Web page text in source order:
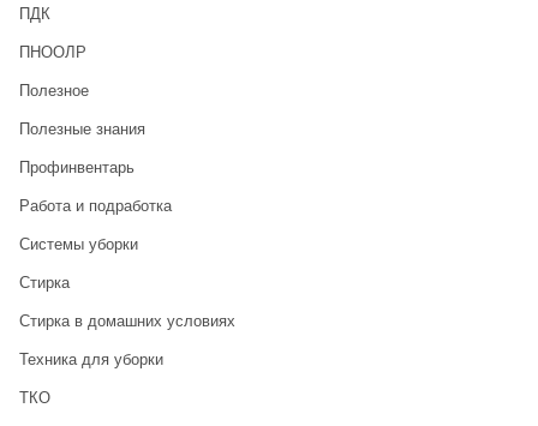
ПДК
ПНООЛР
Полезное
Полезные знания
Профинвентарь
Работа и подработка
Системы уборки
Стирка
Стирка в домашних условиях
Техника для уборки
ТКО